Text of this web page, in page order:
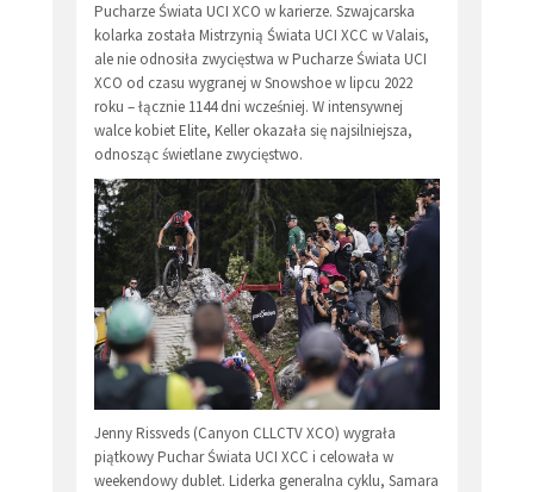
Pucharze Świata UCI XCO w karierze. Szwajcarska
kolarka została Mistrzynią Świata UCI XCC w Valais,
ale nie odnosiła zwycięstwa w Pucharze Świata UCI
XCO od czasu wygranej w Snowshoe w lipcu 2022
roku – łącznie 1144 dni wcześniej. W intensywnej
walce kobiet Elite, Keller okazała się najsilniejsza,
odnosząc świetlane zwycięstwo.
Jenny Rissveds (Canyon CLLCTV XCO) wygrała
piątkowy Puchar Świata UCI XCC i celowała w
weekendowy dublet. Liderka generalna cyklu, Samara